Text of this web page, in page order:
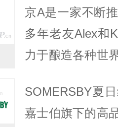
后才改名叫现在
京A是一家不断
多年老友Alex和
力于酿造各种世
京大本营，京A
SOMERSBY夏
嘉士伯旗下的高